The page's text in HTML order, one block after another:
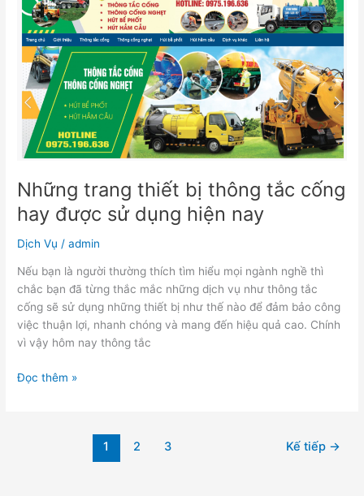
Những trang thiết bị thông tắc cống
hay được sử dụng hiện nay
Dịch Vụ /admin
Nếu bạn là người thường thích tìm hiểu mọi ngành nghề thì
chắc bạn đã từng thắc mắc những dịch vụ như thông tắc
cống sẽ sử dụng những thiết bị như thế nào để đảm bảo công
việc thuận lợi, nhanh chóng và mang đến hiệu quả cao. Chính
vì vậy hôm nay thông tắc
trang
thiết
bị
thông
tắc
cống
được
sử
hiện
nay
Đọc thêm »
1 2 3 Kế tiếp →